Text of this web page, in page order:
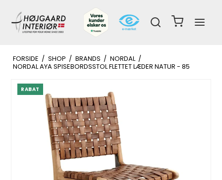
FORSIDE / SHOP / BRANDS / NORDAL /
NORDAL AYA SPISEBORDSSTOL FLETTET LÆDER NATUR - 85
RABAT